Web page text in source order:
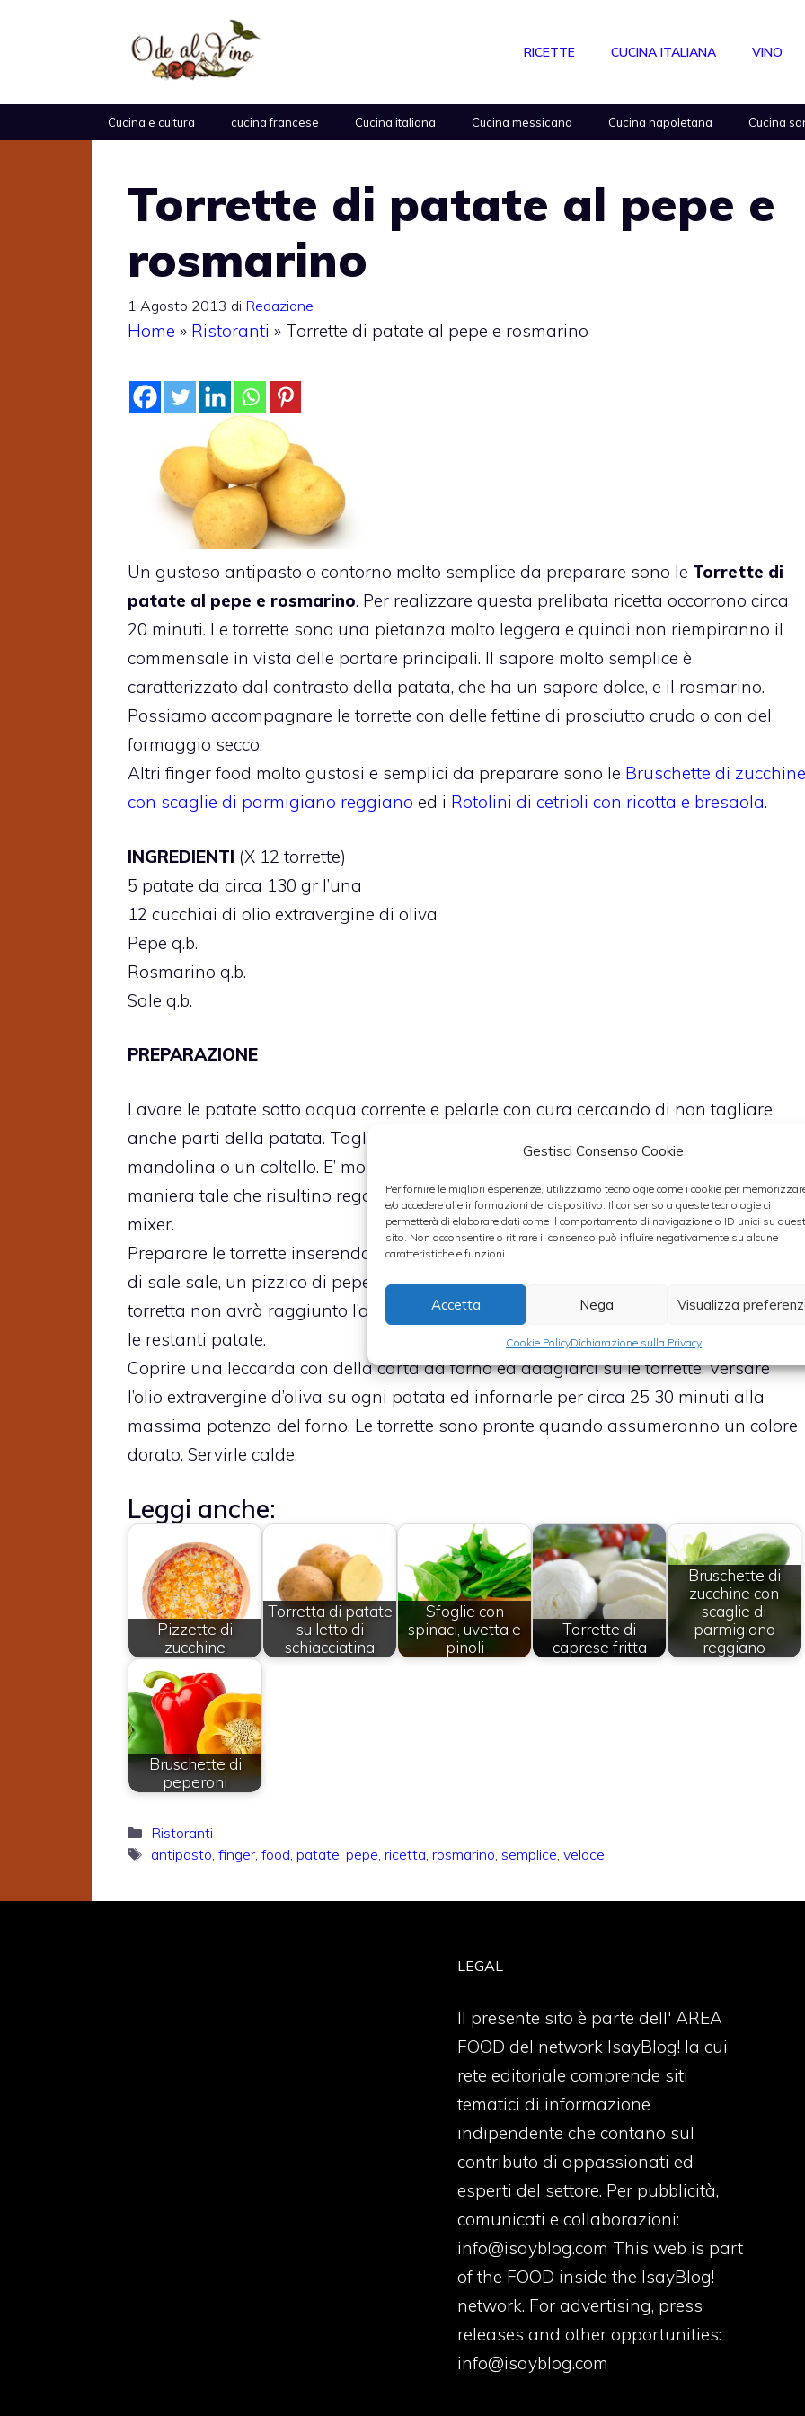
Gestisci Consenso Cookie
Per fornire le migliori esperienze, utilizziamo tecnologie come i cookie per
e/o accedere alle informazioni del dispositivo. Il consenso a queste tecnologie ci
permetterà di elaborare dati come il comportamento di navigazione o ID unici su
sito. Non acconsentire o ritirare il consenso può influire negativamente su alcune
caratteristiche e funzioni.
Accetta Nega Visualizza
Cookie PolicyDichiarazione sulla Privacy
RICETTE CUCINA ITALIANA VINO
Cucina e cultura cucina francese Cucina italiana Cucina messicana Cucina napoletana Cucina
Torrette di patate al pepe e
rosmarino
1 Agosto 2013 di Redazione
Home » Ristoranti » Torrette di patate al pepe e rosmarino
Un gustoso antipasto o contorno molto semplice da preparare sono le Torrette di
patate al pepe e rosmarino. Per realizzare questa prelibata ricetta occorrono circa
20 minuti. Le torrette sono una pietanza molto leggera e quindi non riempiranno il
commensale in vista delle portare principali. Il sapore molto semplice è
caratterizzato dal contrasto della patata, che ha un sapore dolce, e il rosmarino.
Possiamo accompagnare le torrette con delle fettine di prosciutto crudo o con del
formaggio secco.
Altri finger food molto gustosi e semplici da preparare sono le Bruschette di zucchine
con scaglie di parmigiano reggiano ed i Rotolini di cetrioli con ricotta e bresaola.
INGREDIENTI (X 12 torrette)
5 patate da circa 130 gr l’una
12 cucchiai di olio extravergine di oliva
Pepe q.b.
Rosmarino q.b.
Sale q.b.
PREPARAZIONE
Lavare le patate sotto acqua corrente e pelarle con cura cercando di non tagliare
anche parti della patata. Tagliarle in fettine larghe circa 3 mm con l’ausilio di una
mandolina o un coltello. E’ molto importante tagliare le fette perfettamente dritte in
maniera tale che risultino regolari. Tritare bene il rosmarino con un coltello o con un
mixer.
Preparare le torrette inserendo gli ingredienti nel seguente ordine: patate, un pizzico
di sale sale, un pizzico di pepe, rosmarino. Ripetere questa operazione finchè la
torretta non avrà raggiunto l’altezza di circa 4 cm. Effettuare questa operazione con
le restanti patate.
Coprire una leccarda con della carta da forno ed adagiarci su le torrette. Versare
l’olio extravergine d’oliva su ogni patata ed infornarle per circa 25 30 minuti alla
massima potenza del forno. Le torrette sono pronte quando assumeranno un colore
dorato. Servirle calde.
Leggi anche:
Pizzette di
zucchine
Torretta di patate
su letto di
schiacciatina
Sfoglie con
spinaci, uvetta e
pinoli
Torrette di
caprese fritta
Bruschette di
zucchine con
scaglie di
parmigiano
reggiano
Bruschette di
peperoni
Categorie
Ristoranti
Tag
antipasto, finger, food, patate, pepe, ricetta, rosmarino, semplice, veloce
LEGAL
Il presente sito è parte dell' AREA
FOOD del network IsayBlog! la cui
rete editoriale comprende siti
tematici di informazione
indipendente che contano sul
contributo di appassionati ed
esperti del settore. Per pubblicità,
comunicati e collaborazioni:
info@isayblog.com This web is part
of the FOOD inside the IsayBlog!
network. For advertising, press
releases and other opportunities:
info@isayblog.com